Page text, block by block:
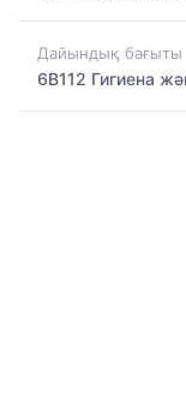
Дайындық бағыты
6B112 Гигиена